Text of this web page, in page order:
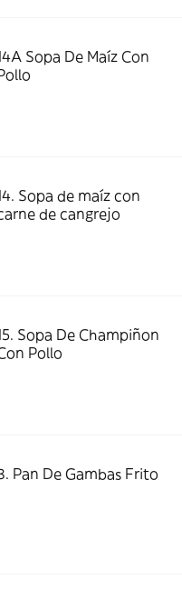
Sopa De Maíz Con
Sopa de maíz con
de cangrejo
Sopa De Champiñon
Pollo
Pan De Gambas Frito